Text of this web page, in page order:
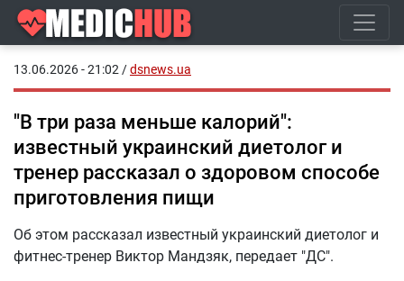
13.06.2026 - 21:02 /dsnews.ua
"В три раза меньше калорий":
известный украинский диетолог и
тренер рассказал о здоровом способе
приготовления пищи
Об этом рассказал известный украинский диетолог и
фитнес-тренер Виктор Мандзяк, передает "ДС".